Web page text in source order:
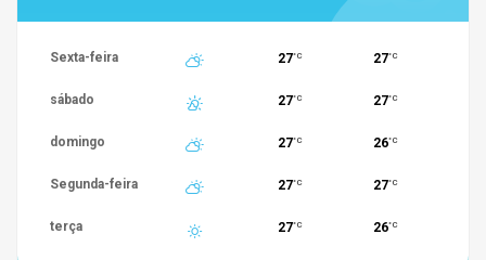
Sexta-feira 27°C 27°C
sábado 27°C 27°C
domingo 27°C 26°C
Segunda-feira 27°C 27°C
terça 27°C 26°C